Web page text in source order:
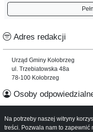
Adres redakcji
Urząd Gminy Kołobrzeg
ul. Trzebiatowska 48a
78-100 Kołobrzeg
Osoby
Informacje o serwisie
Na potrzeby naszej witryny
treści. Pozwala nam to